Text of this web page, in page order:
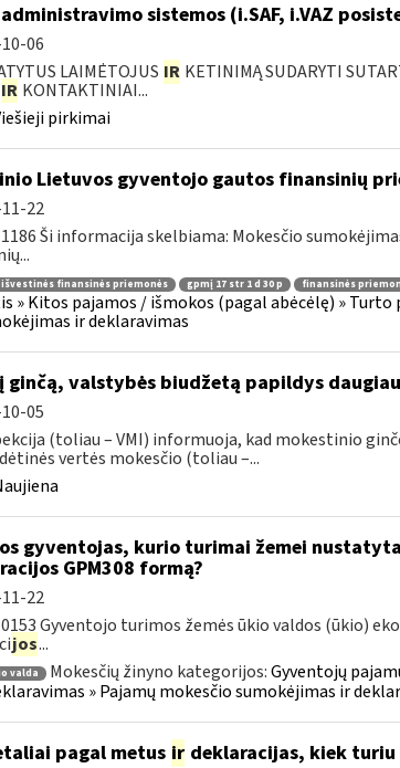
administravimo sistemos (i.SAF, i.VAZ
06
LAIMĖTOJUS IR KETINIMĄ SUDARYTI
IR KONTAKTINIAI...
pirkimai
Lietuvos gyventojo gautos finansinių
22
Ši informacija skelbiama: Mokesčio
išvestinės finansinės priemonės gpmį 17 str 1 d 30 p finansinės
» Kitos pajamos / išmokos (pagal abėcėlę) » Turto
ir deklaravimas
ginčą, valstybės biudžetą papildys
05
(toliau – VMI) informuoja, kad mokestinio
vertės mokesčio (toliau –...
gyventojas, kurio turimai žemei
GPM308 formą?
22
Gyventojo turimos žemės ūkio valdos (ūkio)
jos...
valda Mokesčių žinyno kategorijos:Gyventojų
» Pajamų mokesčio sumokėjimas ir
pagal metus irdeklaracijas, kiek turiu